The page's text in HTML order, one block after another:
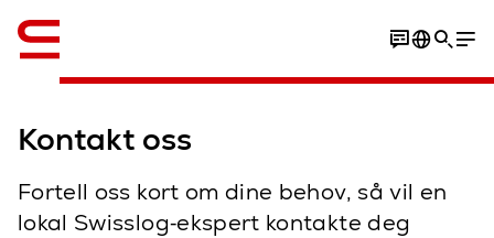
Kontakt oss
Fortell oss kort om dine behov, så vil en
lokal Swisslog‑ekspert kontakte deg